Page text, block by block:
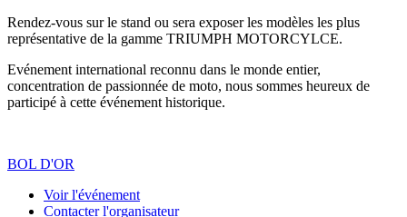
Rendez-vous sur le stand ou sera exposer les modèles les plus
représentative de la gamme TRIUMPH MOTORCYLCE.
Evénement international reconnu dans le monde entier,
concentration de passionnée de moto, nous sommes heureux de
participé à cette événement historique.
BOL D'OR
Voir l'événement
Contacter l'organisateur